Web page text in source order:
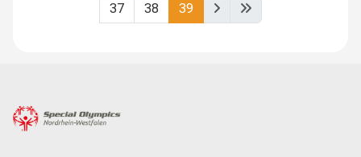
37 38 39